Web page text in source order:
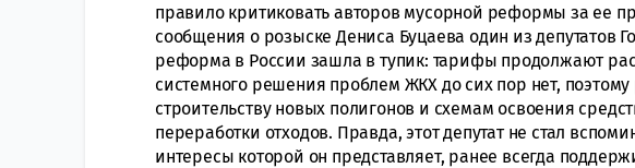
правило критиковать авторов мусорной реформы за ее
сообщения о розыске Дениса Буцаева один из депутатов
реформа в России зашла в тупик: тарифы продолжают
системного решения проблем ЖКХ до сих пор нет,
строительству новых полигонов и схемам освоения
переработки отходов. Правда, этот депутат не стал
интересы которой он представляет, ранее всегда